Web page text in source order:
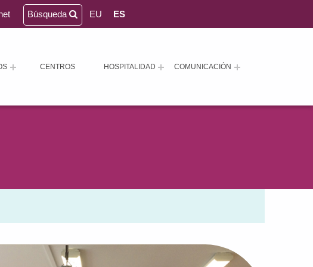
CENTROS HOSPITALIDAD COMUNICACIÓN
Búsqueda EU ES